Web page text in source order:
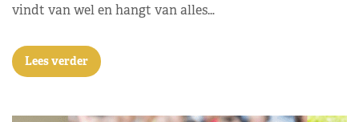
vindt van wel en hangt van alles…
Lees verder